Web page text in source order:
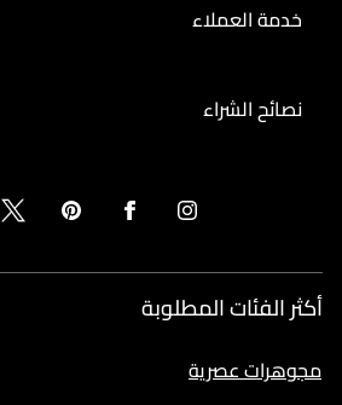
خدمة العملاء
نصائح الشراء
أكثر الفئات المطلوبة
مجوهرات عصرية